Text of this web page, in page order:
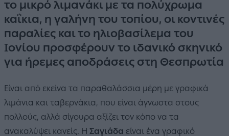
το μικρό λιμανάκι με τα πολύχρωμα
καΐκια, η γαλήνη του τοπίου, οι κοντινές
παραλίες και το ηλιοβασίλεμα του
Ιονίου προσφέρουν το ιδανικό σκηνικό
για ήρεμες αποδράσεις στη Θεσπρωτία
Είναι από εκείνα τα παραθαλάσσια μέρη με γραφικά
λιμάνια και ταβερνάκια, που είναι άγνωστα στους
πολλούς, αλλά σίγουρα αξίζει τον κόπο να τα
ανακαλύψει κανείς. Η Σαγιάδα είναι ένα γραφικό